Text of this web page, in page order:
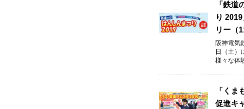
「鉄道
り
リー（
阪神電気
日（土）
様々な体
「くま
促進キ